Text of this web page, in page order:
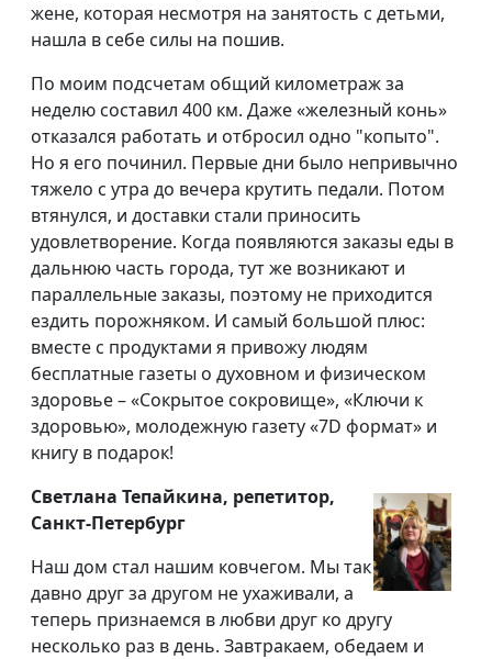
жене, которая несмотря на занятость с детьми,
нашла в себе силы на пошив.
По моим подсчетам общий километраж за
неделю составил 400 км. Даже «железный конь»
отказался работать и отбросил одно "копыто".
Но я его починил. Первые дни было непривычно
тяжело с утра до вечера крутить педали. Потом
втянулся, и доставки стали приносить
удовлетворение. Когда появляются заказы еды в
дальнюю часть города, тут же возникают и
параллельные заказы, поэтому не приходится
ездить порожняком. И самый большой плюс:
вместе с продуктами я привожу людям
бесплатные газеты о духовном и физическом
здоровье – «Сокрытое сокровище», «Ключи к
здоровью», молодежную газету «7D формат» и
книгу в подарок!
Светлана Тепайкина, репетитор,
Санкт-Петербург
Наш дом стал нашим ковчегом. Мы так
давно друг за другом не ухаживали, а
теперь признаемся в любви друг ко другу
несколько раз в день. Завтракаем, обедаем и